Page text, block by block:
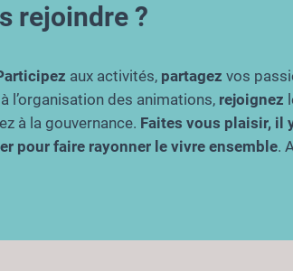
rejoindre ?
aux activités, partagez vos
l’organisation des animations, rejoignez
à la gouvernance. Faites vous plaisir, il
pour faire rayonner le vivre ensemble.